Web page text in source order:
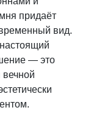
придаёт
вид.
— это
вечной